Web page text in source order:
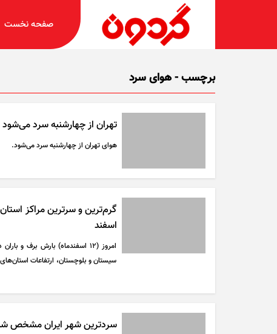
صفحه نخست
برچسب - هوای سرد
تهران از چهارشنبه سرد می‌شود
هوای تهران از چهارشنبه سرد می‌شود.
اسفند
امروز (۱۲ اسفندماه) بارش برف
سیستان و بلوچستان، ارتفاعات
سردترین شهر ایران مشخص